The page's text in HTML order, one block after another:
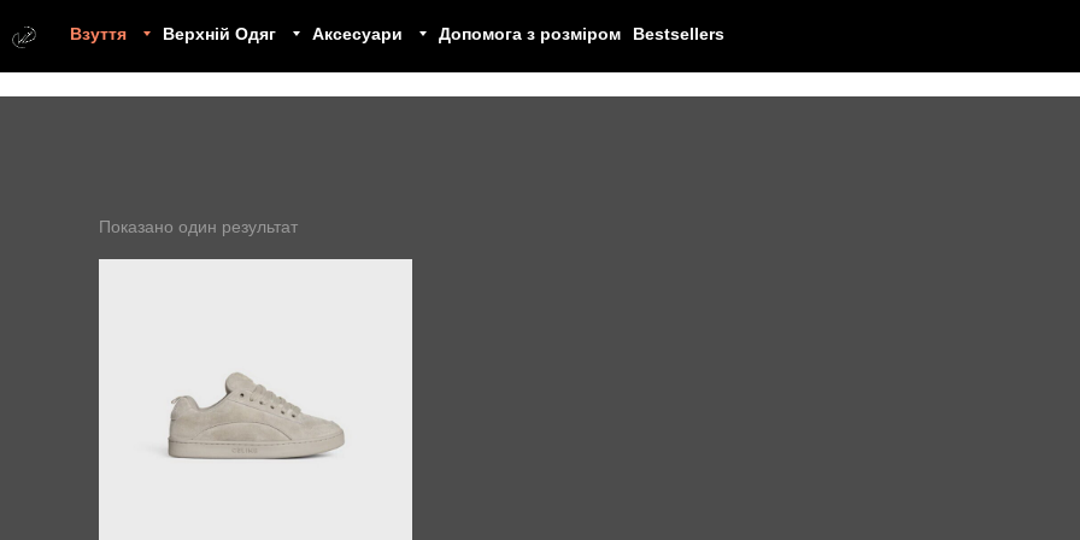
Взуття Верхній Одяг Аксесуари Допомога з розміром Bestsellers
Показано один результат